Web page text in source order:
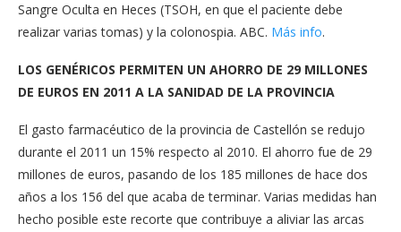
Sangre Oculta en Heces (TSOH, en que el paciente debe
realizar varias tomas) y la colonospia. ABC. Más info.
LOS GENÉRICOS PERMITEN UN AHORRO DE 29 MILLONES
DE EUROS EN 2011 A LA SANIDAD DE LA PROVINCIA
El gasto farmacéutico de la provincia de Castellón se redujo
durante el 2011 un 15% respecto al 2010. El ahorro fue de 29
millones de euros, pasando de los 185 millones de hace dos
años a los 156 del que acaba de terminar. Varias medidas han
hecho posible este recorte que contribuye a aliviar las arcas